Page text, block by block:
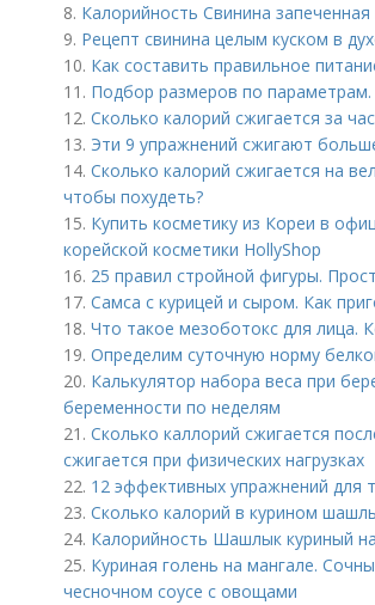
8. Калорийность Свинина
9. Рецепт свинина целым куском в
10. Как составить правильное
11. Подбор размеров по
12. Сколько калорий сжигается за
13. Эти 9 упражнений сжигают
14. Сколько калорий сжигается на
чтобы похудеть?
15. Купить косметику из Кореи в
корейской косметики HollyShop
16. 25 правил стройной фигуры.
17. Самса с курицей и сыром. Как
18. Что такое мезоботокс для лица.
19. Определим суточную норму
20. Калькулятор набора веса при
беременности по неделям
21. Сколько каллорий сжигается
сжигается при физических нагрузках
22. 12 эффективных упражнений для
23. Сколько калорий в курином
24. Калорийность Шашлык куриный
25. Куриная голень на мангале.
чесночном соусе с овощами